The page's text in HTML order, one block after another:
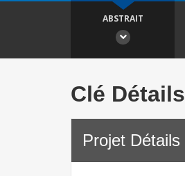
ABSTRAIT
Clé Détails
Projet Détails